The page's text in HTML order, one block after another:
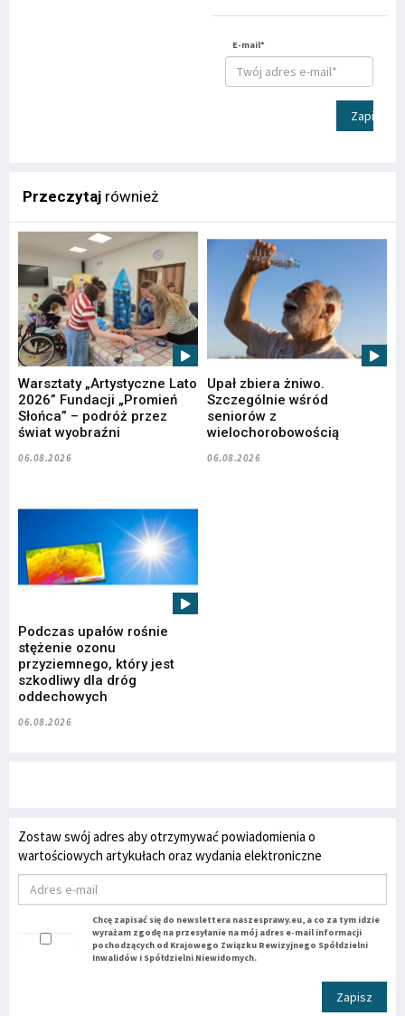
E-mail*
Zapisz
Przeczytaj również
Warsztaty „Artystyczne Lato
2026” Fundacji „Promień
Słońca” – podróż przez
świat wyobraźni
06.08.2026
Upał zbiera żniwo.
Szczególnie wśród
seniorów z
wielochorobowością
06.08.2026
Podczas upałów rośnie
stężenie ozonu
przyziemnego, który jest
szkodliwy dla dróg
oddechowych
06.08.2026
Zostaw swój adres aby otrzymywać powiadomienia o
wartościowych artykułach oraz wydania elektroniczne
Chcę zapisać się do newslettera naszesprawy.eu, a co za tym idzie
wyrażam zgodę na przesyłanie na mój adres e-mail informacji
pochodzących od Krajowego Związku Rewizyjnego Spółdzielni
Inwalidów i Spółdzielni Niewidomych.
Zapisz